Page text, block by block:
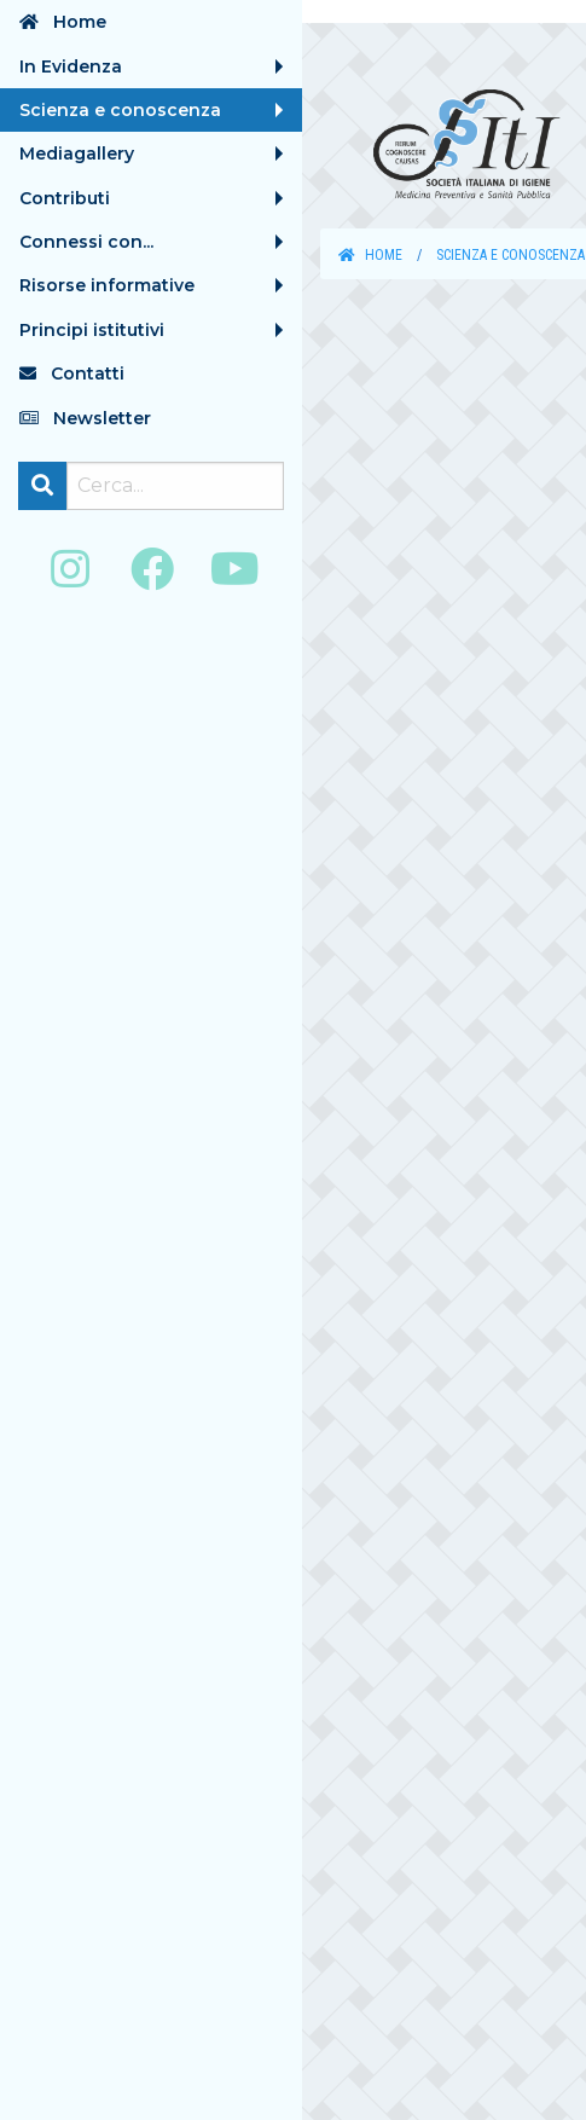
Home
In Evidenza
Scienza e conoscenza
Mediagallery
Contributi
Connessi con...
Risorse informative
Principi istitutivi
Contatti
Newsletter
HOME SCIENZA E CONOSCENZA